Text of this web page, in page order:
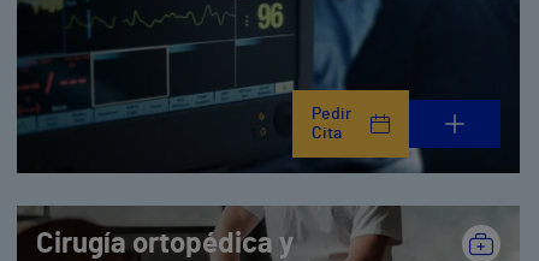
Pedir
Cita
Cirugía ortopédica y